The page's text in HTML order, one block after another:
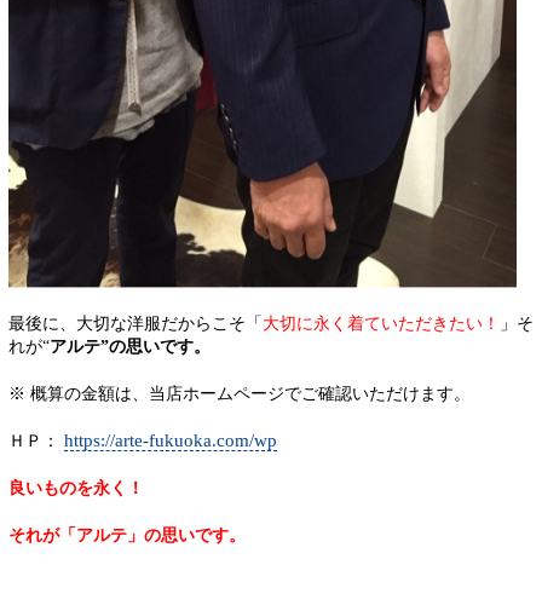
最後に、大切な洋服だからこそ「 大切に永く着ていただきたい！
」そ
れが“アルテ”の思いです。
※ 概算の金額は、当店ホームページでご確認いただけます。
ＨＰ： https://arte-fukuoka.com/wp
良いものを永く！
それが「アルテ」の思いです。